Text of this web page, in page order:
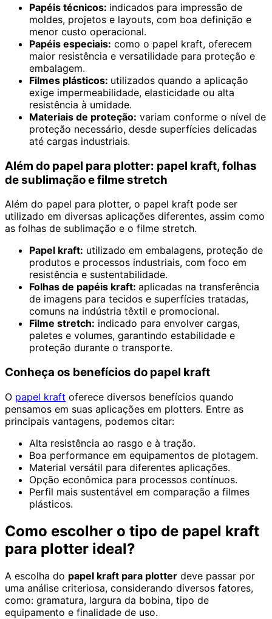
Papéis técnicos: indicados para impressão de
moldes, projetos e layouts, com boa definição e
menor custo operacional.
Papéis especiais: como o papel kraft, oferecem
maior resistência e versatilidade para proteção e
embalagem.
Filmes plásticos: utilizados quando a aplicação
exige impermeabilidade, elasticidade ou alta
resistência à umidade.
Materiais de proteção: variam conforme o nível de
proteção necessário, desde superfícies delicadas
até cargas industriais.
Além do papel para plotter: papel kraft, folhas
de sublimação e filme stretch
Além do papel para plotter, o papel kraft pode ser
utilizado em diversas aplicações diferentes, assim como
as folhas de sublimação e o filme stretch.
Papel kraft: utilizado em embalagens, proteção de
produtos e processos industriais, com foco em
resistência e sustentabilidade.
Folhas de papéis kraft: aplicadas na transferência
de imagens para tecidos e superfícies tratadas,
comuns na indústria têxtil e promocional.
Filme stretch: indicado para envolver cargas,
paletes e volumes, garantindo estabilidade e
proteção durante o transporte.
Conheça os benefícios do papel kraft
O papel kraft oferece diversos benefícios quando
pensamos em suas aplicações em plotters. Entre as
principais vantagens, podemos citar:
Alta resistência ao rasgo e à tração.
Boa performance em equipamentos de plotagem.
Material versátil para diferentes aplicações.
Opção econômica para processos contínuos.
Perfil mais sustentável em comparação a filmes
plásticos.
Como escolher o tipo de papel kraft
para plotter ideal?
A escolha do papel kraft para plotter deve passar por
uma análise criteriosa, considerando diversos fatores,
como: gramatura, largura da bobina, tipo de
equipamento e finalidade de uso.